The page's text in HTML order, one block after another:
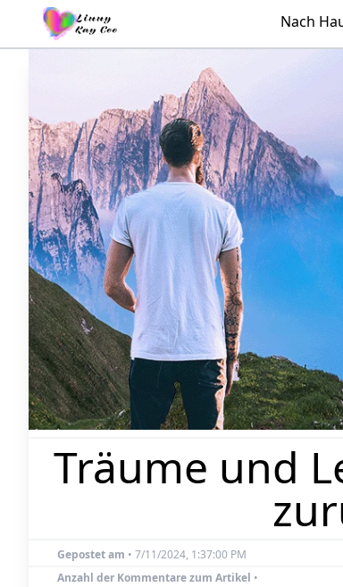
Nach
Träume und
Gepostet am • 7/11/2024, 1:37:00 PM
Anzahl der Kommentare zum Artikel •